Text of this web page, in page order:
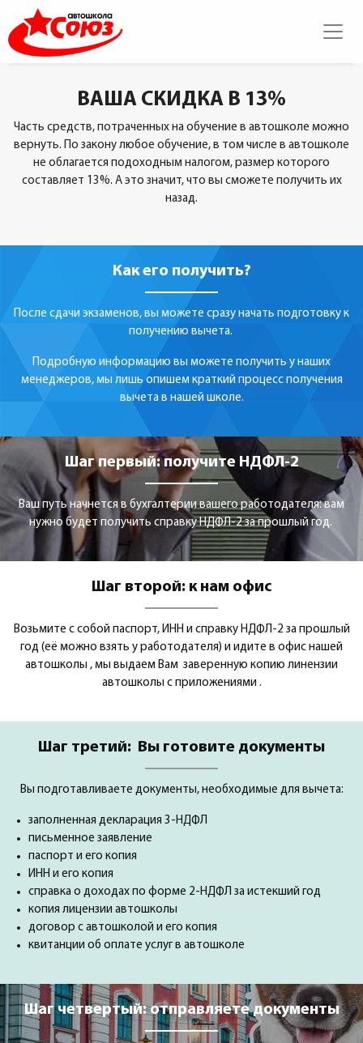
ВАША СКИДКА В 13%
Часть средств, потраченных на обучение в автошколе можно
вернуть. По закону любое обучение, в том числе в автошколе
не облагается подоходным налогом, размер которого
составляет 13%. А это значит, что вы сможете получить их
назад.
Как его получить?
После сдачи экзаменов, вы можете сразу начать подготовку к
получению вычета.
Подробную информацию вы можете получить у наших
менеджеров, мы лишь опишем краткий процесс получения
вычета в нашей школе.
Шаг первый: получите НДФЛ-2
Ваш путь начнется в бухгалтерии вашего работодателя: вам
нужно будет получить справку НДФЛ-2 за прошлый год.
Шаг второй: к нам офис
Возьмите с собой паспорт, ИНН и справку НДФЛ-2 за прошлый
год (её можно взять у работодателя) и идите в офис нашей
автошколы , мы выдаем Вам заверенную копию линензии
автошколы с приложениями .
Шаг третий: Вы готовите документы
Вы подготавливаете документы, необходимые для вычета:
заполненная декларация 3-НДФЛ
письменное заявление
паспорт и его копия
ИНН и его копия
справка о доходах по форме 2-НДФЛ за истекший год
копия лицензии автошколы
договор с автошколой и его копия
квитанции об оплате услуг в автошколе
Шаг четвертый: отправляете документы